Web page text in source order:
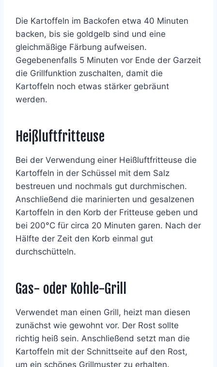
Die Kartoffeln im Backofen etwa 40 Minuten
backen, bis sie goldgelb sind und eine
gleichmäßige Färbung aufweisen.
Gegebenenfalls 5 Minuten vor Ende der Garzeit
die Grillfunktion zuschalten, damit die
Kartoffeln noch etwas stärker gebräunt
werden.
Heißluftfritteuse
Bei der Verwendung einer Heißluftfritteuse die
Kartoffeln in der Schüssel mit dem Salz
bestreuen und nochmals gut durchmischen.
Anschließend die marinierten und gesalzenen
Kartoffeln in den Korb der Fritteuse geben und
bei 200°C für circa 20 Minuten garen. Nach der
Hälfte der Zeit den Korb einmal gut
durchschütteln.
Gas- oder Kohle-Grill
Verwendet man einen Grill, heizt man diesen
zunächst wie gewohnt vor. Der Rost sollte
richtig heiß sein. Anschließend setzt man die
Kartoffeln mit der Schnittseite auf den Rost,
um ein schönes Grillmuster zu erhalten.